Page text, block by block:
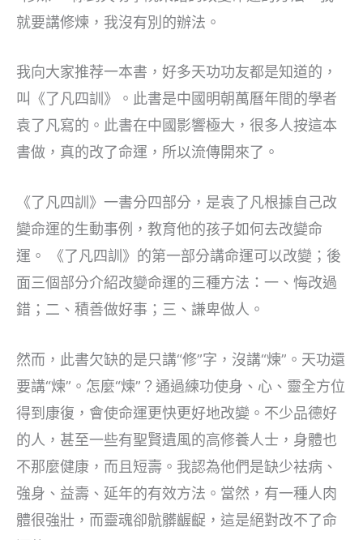
就要講修煉，我沒有別的辦法。
我向大家推荐一本書，好多天功功友都是知道的，
叫《了凡四訓》。此書是中國明朝萬曆年間的學者
袁了凡寫的。此書在中國影響極大，很多人按這本
書做，真的改了命運，所以流傳開來了。
《了凡四訓》一書分四部分，是袁了凡根據自己改
變命運的生動事例，教育他的孩子如何去改變命
運。 《了凡四訓》的第一部分講命運可以改變；後
面三個部分介紹改變命運的三種方法：一、悔改過
錯；二、積善做好事；三、謙卑做人。
然而，此書欠缺的是只講“修”字，沒講“煉”。天功還
要講“煉”。怎麼“煉”？通過練功使身、心、靈全方位
得到康復，會使命運更快更好地改變。不少品德好
的人，甚至一些有聖賢遺風的高修養人士，身體也
不那麼健康，而且短壽。我認為他們是缺少袪病、
強身、益壽、延年的有效方法。當然，有一種人肉
體很強壯，而靈魂卻骯髒齷齪，這是絕對改不了命